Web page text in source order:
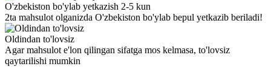
O'zbekiston bo'ylab yetkazish 2-5 kun
2ta mahsulot olganizda O'zbekiston bo'ylab bepul yetkazib beriladi!
Oldindan to'lovsiz
Agar mahsulot e'lon qilingan sifatga mos kelmasa, to'lovsiz
qaytarilishi mumkin